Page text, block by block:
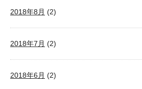
2018年8月 (2)
2018年7月 (2)
2018年6月 (2)